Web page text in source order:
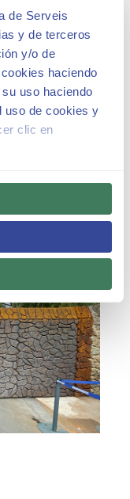
de Serveis
y de terceros
y/o de
haciendo
uso haciendo
uso de cookies y
clic en